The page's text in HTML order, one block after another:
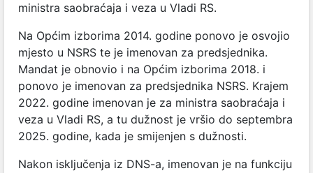
ministra saobraćaja i veza u Vladi RS.
Na Općim izborima 2014. godine ponovo je osvojio
mjesto u NSRS te je imenovan za predsjednika.
Mandat je obnovio i na Općim izborima 2018. i
ponovo je imenovan za predsjednika NSRS. Krajem
2022. godine imenovan je za ministra saobraćaja i
veza u Vladi RS, a tu dužnost je vršio do septembra
2025. godine, kada je smijenjen s dužnosti.
Nakon isključenja iz DNS-a, imenovan je na funkciju